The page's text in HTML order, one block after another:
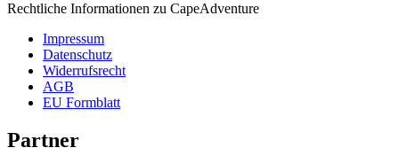
Rechtliche Informationen zu CapeAdventure
Impressum
Datenschutz
Widerrufsrecht
AGB
EU Formblatt
Partner